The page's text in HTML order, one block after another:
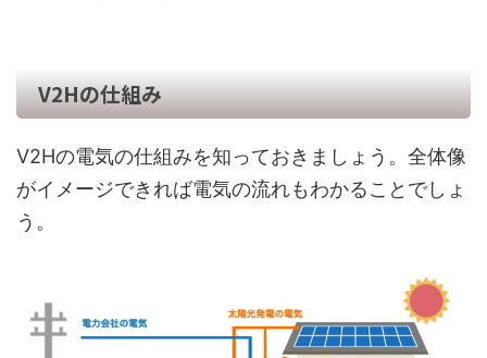
V2Hの仕組み
V2Hの電気の仕組みを知っておきましょう。全体像
がイメージできれば電気の流れもわかることでしょ
う。